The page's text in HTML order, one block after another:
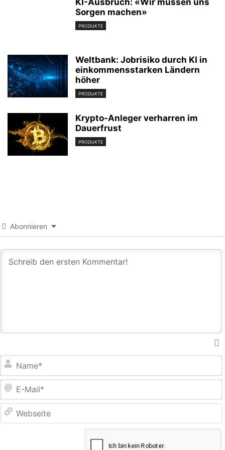
Sorgen machen»
PRODUKTE
Weltbank: Jobrisiko durch KI in
einkommensstarken Ländern
höher
PRODUKTE
Krypto-Anleger verharren im
Dauerfrust
PRODUKTE
Abonnieren